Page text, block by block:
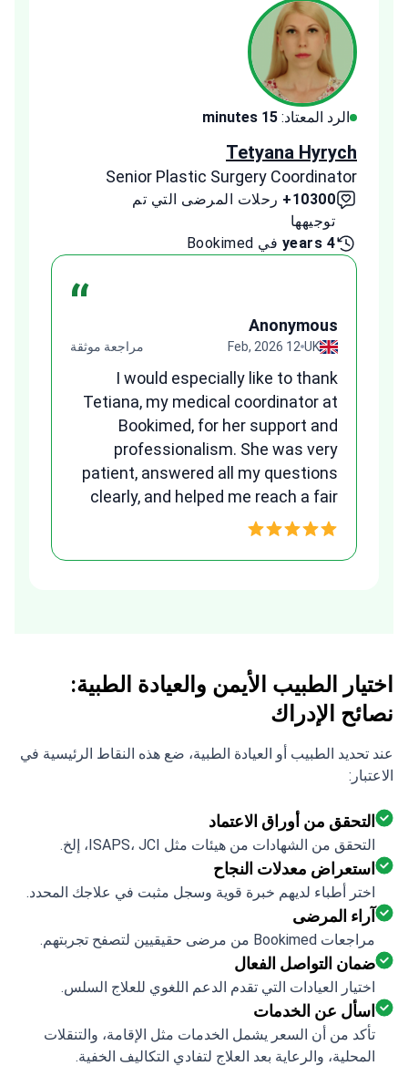
الرد المعتاد: 15 minutes
Tetyana Hyrych
Senior Plastic Surgery Coordinator
10300+
رحلات المرضى التي تم
توجيهها
4 years
في Bookimed
“ Anonymous
UK
12 Feb, 2026 مراجعة موثقة
I would especially like to thank
Tetiana, my medical coordinator at
Bookimed, for her support and
professionalism. She was very
patient, answered all my questions
clearly, and helped me reach a fair
and transparent agreement. Her
اختيار الطبيب الأيمن والعيادة الطبية:
نصائح الإدراك
عند تحديد الطبيب أو العيادة الطبية، ضع هذه النقاط الرئيسية في
الاعتبار:
التحقق من أوراق الاعتماد
التحقق من الشهادات من هيئات مثل ISAPS، JCI، إلخ.
استعراض معدلات النجاح
اختر أطباء لديهم خبرة قوية وسجل مثبت في علاجك المحدد.
آراء المرضى
مراجعات Bookimed من مرضى حقيقيين لتصفح تجربتهم.
ضمان التواصل الفعال
اختيار العيادات التي تقدم الدعم اللغوي للعلاج السلس.
اسأل عن الخدمات
تأكد من أن السعر يشمل الخدمات مثل الإقامة، والتنقلات
المحلية، والرعاية بعد العلاج لتفادي التكاليف الخفية.